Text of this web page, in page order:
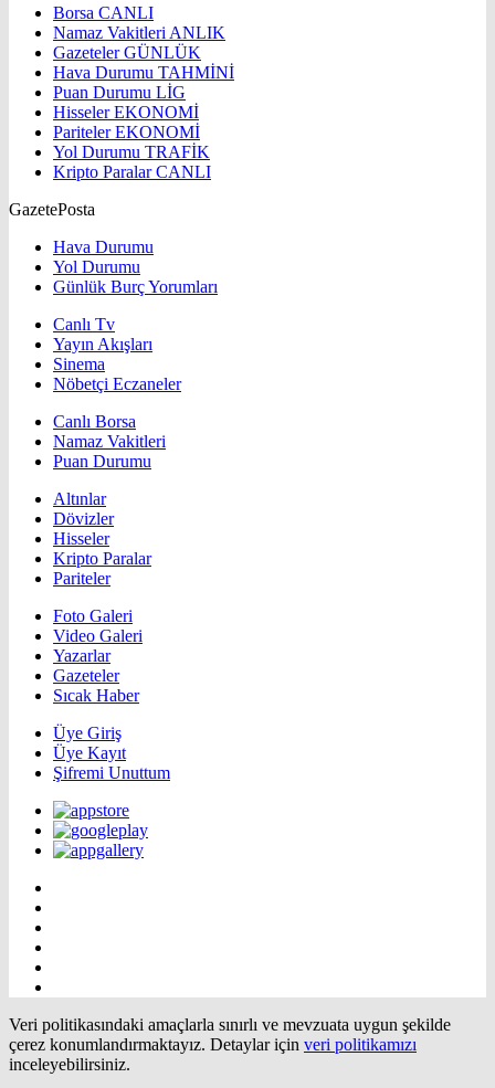
Borsa CANLI
Namaz Vakitleri ANLIK
GazetelerGÜNLÜK
Hava Durumu TAHMİNİ
Puan Durumu LİG
HisselerEKONOMİ
ParitelerEKONOMİ
Yol Durumu TRAFİK
Kripto ParalarCANLI
GazetePosta
Hava Durumu
Yol Durumu
Günlük Burç Yorumları
Canlı Tv
Yayın Akışları
Sinema
Nöbetçi Eczaneler
Canlı Borsa
Namaz Vakitleri
Puan Durumu
Altınlar
Dövizler
Hisseler
Kripto Paralar
Pariteler
Foto Galeri
Video Galeri
Yazarlar
Gazeteler
Sıcak Haber
Üye Giriş
Üye Kayıt
Şifremi Unuttum
Veri politikasındaki amaçlarla sınırlı ve mevzuata uygun şekilde
çerez konumlandırmaktayız. Detaylar için veri politikamızı
inceleyebilirsiniz.